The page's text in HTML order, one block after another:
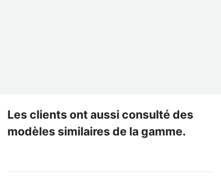
Les clients ont aussi consulté des
modèles similaires de la gamme.